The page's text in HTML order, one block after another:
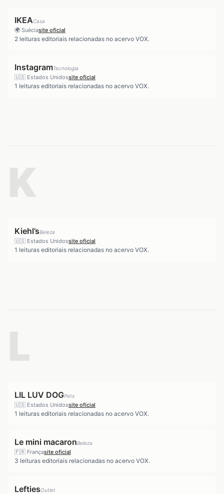
IKEACasa
🌍 Suéciasite oficial
2 leituras editoriais relacionadas no acervo VOX.
InstagramTecnologia
🇺🇸 Estados Unidossite oficial
1 leituras editoriais relacionadas no acervo VOX.
Kiehl’sBeleza
🇺🇸 Estados Unidossite oficial
1 leituras editoriais relacionadas no acervo VOX.
LIL LUV DOGPets
🇺🇸 Estados Unidossite oficial
1 leituras editoriais relacionadas no acervo VOX.
Le mini macaronBeleza
🇫🇷 Françasite oficial
3 leituras editoriais relacionadas no acervo VOX.
LeftiesOutlet